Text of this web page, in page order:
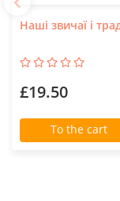
Наші звичаї і
£19.50
To the cart